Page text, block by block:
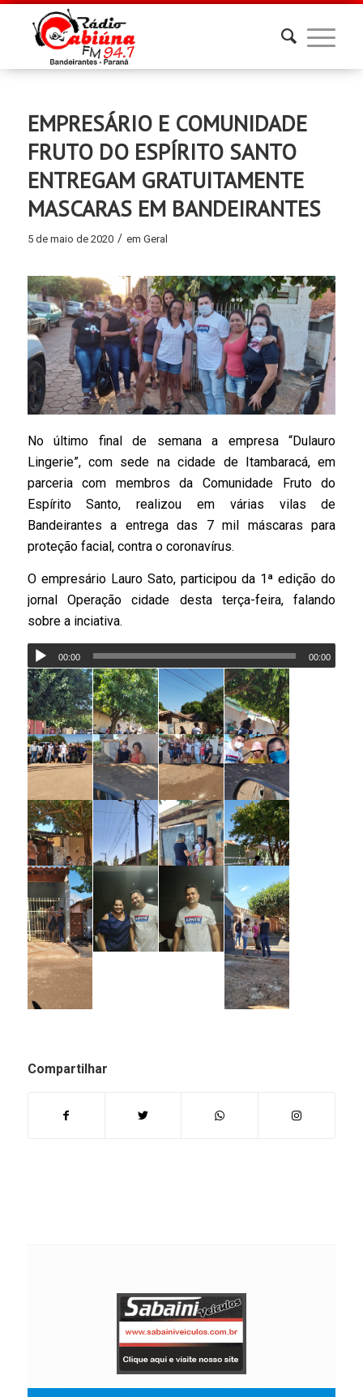
EMPRESÁRIO E COMUNIDADE
FRUTO DO ESPÍRITO SANTO
ENTREGAM GRATUITAMENTE
MASCARAS EM BANDEIRANTES
5 de maio de 2020 / em Geral
No último final de semana a empresa “Dulauro
Lingerie”, com sede na cidade de Itambaracá, em
parceria com membros da Comunidade Fruto do
Espírito Santo, realizou em várias vilas de
Bandeirantes a entrega das 7 mil máscaras para
proteção facial, contra o coronavírus.
O empresário Lauro Sato, participou da 1ª edição do
jornal Operação cidade desta terça-feira, falando
sobre a inciativa.
00:00 00:00
Compartilhar